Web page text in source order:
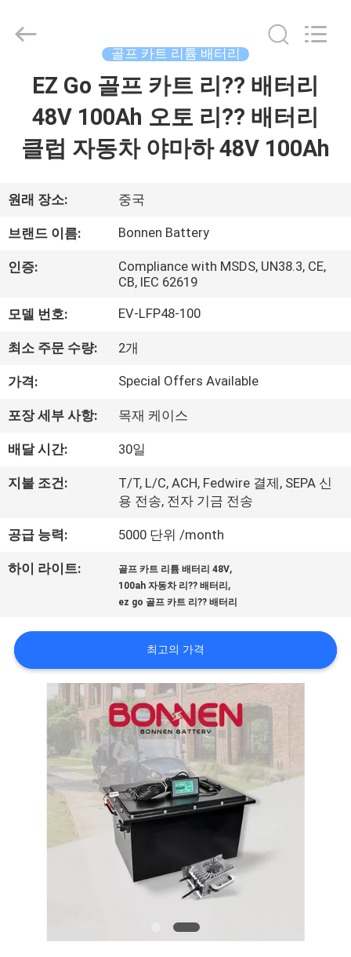
소
개
사
소
개
공
장
어
관
Hunan
Bonnen
Reserved.
골프 카트 리튬 배터리
EZ Go 골프 카트 리?? 배터리
48V 100Ah 오토 리?? 배터리
클럽 자동차 야마하 48V 100Ah
원래 장소: 중국
브랜드 이름: Bonnen Battery
인증:
Compliance with MSDS, UN38.3, CE,
CB, IEC 62619
모델 번호: EV-LFP48-100
최소 주문 수량: 2개
가격: Special Offers Available
포장 세부 사항: 목재 케이스
배달 시간: 30일
지불 조건:
T/T, L/C, ACH, Fedwire 결제, SEPA 신
용 전송, 전자 기금 전송
공급 능력: 5000 단위 /month
하이 라이트: 골프 카트 리튬 배터리 48V,
100ah 자동차 리?? 배터리 ,
ez go 골프 카트 리?? 배터리
최고의 가격